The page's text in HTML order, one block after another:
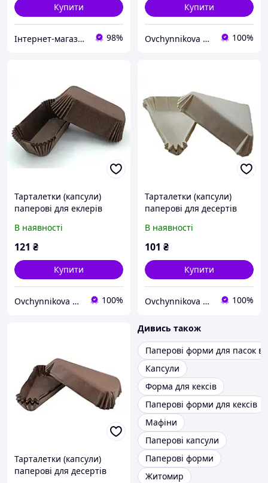
Купити
Інтернет-магазин "Candy" Все для кондитерів 98%
Купити
Ovchynnikova Shop інтернет-магазин товарів для кондитерів 100%
Тарталетки (капсули)
паперові для еклерів
В наявності
121 ₴
Купити
Ovchynnikova Shop інтернет-магазин товарів для кондитерів 100%
Тарталетки (капсули)
паперові для десертів
В наявності
101 ₴
Купити
Ovchynnikova Shop інтернет-магазин товарів для кондитерів 100%
Тарталетки (капсули)
паперові для десертів
Дивись також
Паперові форми для пасок
Капсули
Форма для кексів
Паперові форми для кексів
Мафіни
Паперові капсули
Паперові форми
Житомир